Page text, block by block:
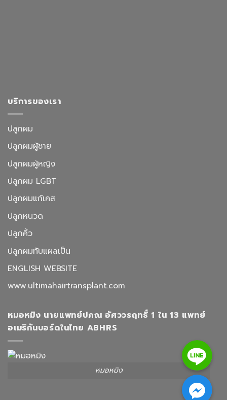
บริการของเรา
ปลูกผม
ปลูกผมผู้ชาย
ปลูกผมผู้หญิง
ปลูกผม LGBT
ปลูกผมแก้เคส
ปลูกหนวด
ปลูกคิ้ว
ปลูกผมทับแผลเป็น
ENGLISH WEBSITE
www.ultimahairtransplant.com
หมอหมิง นายแพทย์ปภณ อัศววรฤทธิ์ 1 ใน 13 แพทย์
อเมริกันบอร์ดในไทย ABHRS
หมอหมิง
Line
Facebook Messenger